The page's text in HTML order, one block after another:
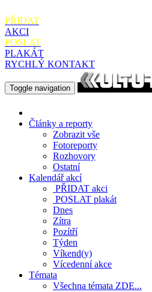
PŘIDAT
AKCI
POSLAT
PLAKÁT
RYCHLÝ KONTAKT
Toggle navigation
Články a reporty
Zobrazit vše
Fotoreporty
Rozhovory
Ostatní
Kalendář akcí
PŘIDAT akci
POSLAT plakát
Dnes
Zítra
Pozítří
Týden
Víkend(y)
Vícedenní akce
Témata
Všechna témata ZDE...